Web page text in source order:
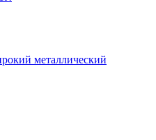
металлический